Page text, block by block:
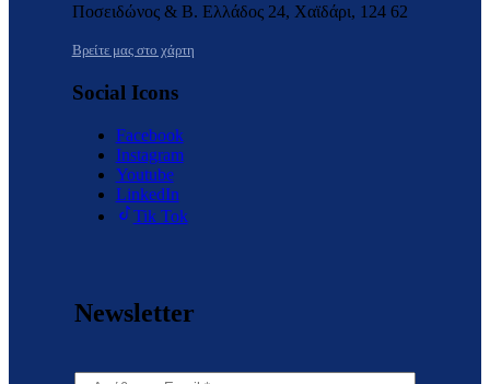
Ποσειδώνος & Β. Ελλάδος 24, Χαϊδάρι, 124 62
Βρείτε μας στο χάρτη
Social Icons
Facebook
Instagram
Youtube
LinkedIn
Tik Tok
Newsletter